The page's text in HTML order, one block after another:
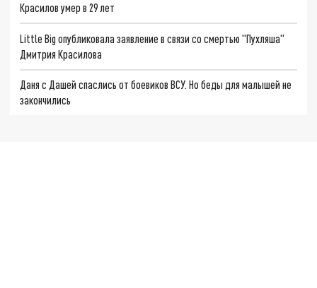
Красилов умер в 29 лет
Little Big опубликовала заявление в связи со смертью "Пухляша"
Дмитрия Красилова
Даня с Дашей спаслись от боевиков ВСУ. Но беды для малышей не
закончились